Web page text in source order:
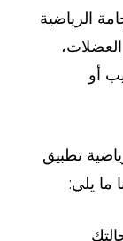
الرياضية
أو
تطبيق
ما يلي: